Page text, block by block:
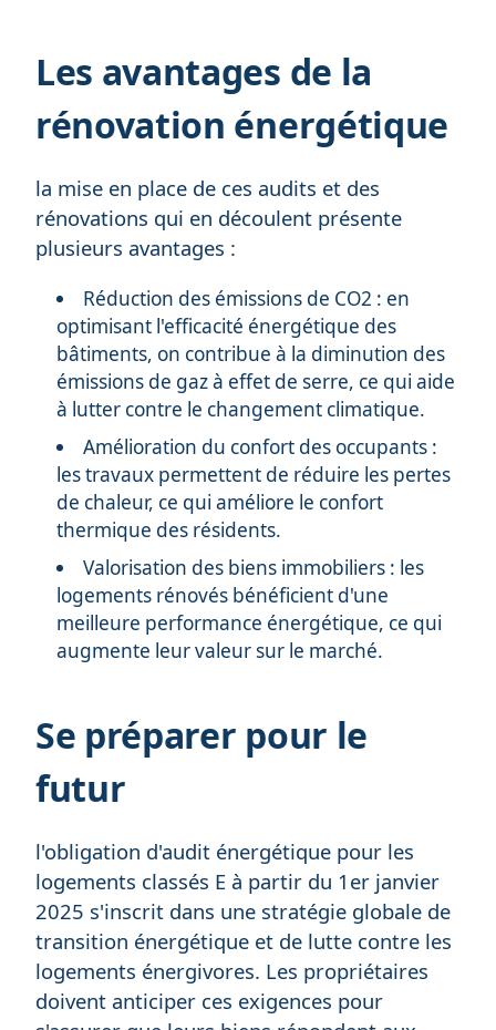
Les avantages de la
rénovation énergétique
la mise en place de ces audits et des
rénovations qui en découlent présente
plusieurs avantages :
Réduction des émissions de CO2 : en
optimisant l'efficacité énergétique des
bâtiments, on contribue à la diminution des
émissions de gaz à effet de serre, ce qui aide
à lutter contre le changement climatique.
Amélioration du confort des occupants :
les travaux permettent de réduire les pertes
de chaleur, ce qui améliore le confort
thermique des résidents.
Valorisation des biens immobiliers : les
logements rénovés bénéficient d'une
meilleure performance énergétique, ce qui
augmente leur valeur sur le marché.
Se préparer pour le
futur
l'obligation d'audit énergétique pour les
logements classés E à partir du 1er janvier
2025 s'inscrit dans une stratégie globale de
transition énergétique et de lutte contre les
logements énergivores. Les propriétaires
doivent anticiper ces exigences pour